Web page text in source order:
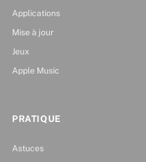
Applications
Mise à jour
Jeux
Apple Music
PRATIQUE
Astuces